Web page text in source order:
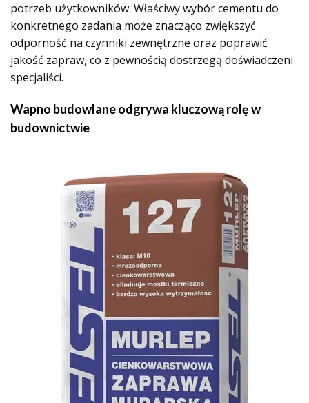
potrzeb użytkowników. Właściwy wybór cementu do
konkretnego zadania może znacząco zwiększyć
odporność na czynniki zewnętrzne oraz poprawić
jakość zapraw, co z pewnością dostrzegą doświadczeni
specjaliści.
Wapno budowlane odgrywa kluczową rolę w
budownictwie